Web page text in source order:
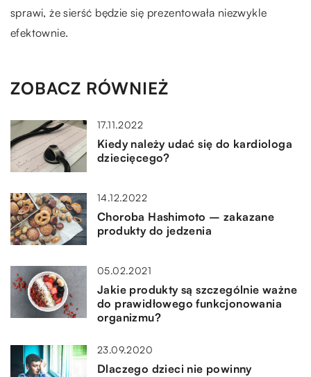
sprawi, że sierść będzie się prezentowała niezwykle
efektownie.
ZOBACZ RÓWNIEŻ
17.11.2022
Kiedy należy udać się do kardiologa
dziecięcego?
14.12.2022
Choroba Hashimoto – zakazane
produkty do jedzenia
05.02.2021
Jakie produkty są szczególnie ważne
do prawidłowego funkcjonowania
organizmu?
23.09.2020
Dlaczego dzieci nie powinny